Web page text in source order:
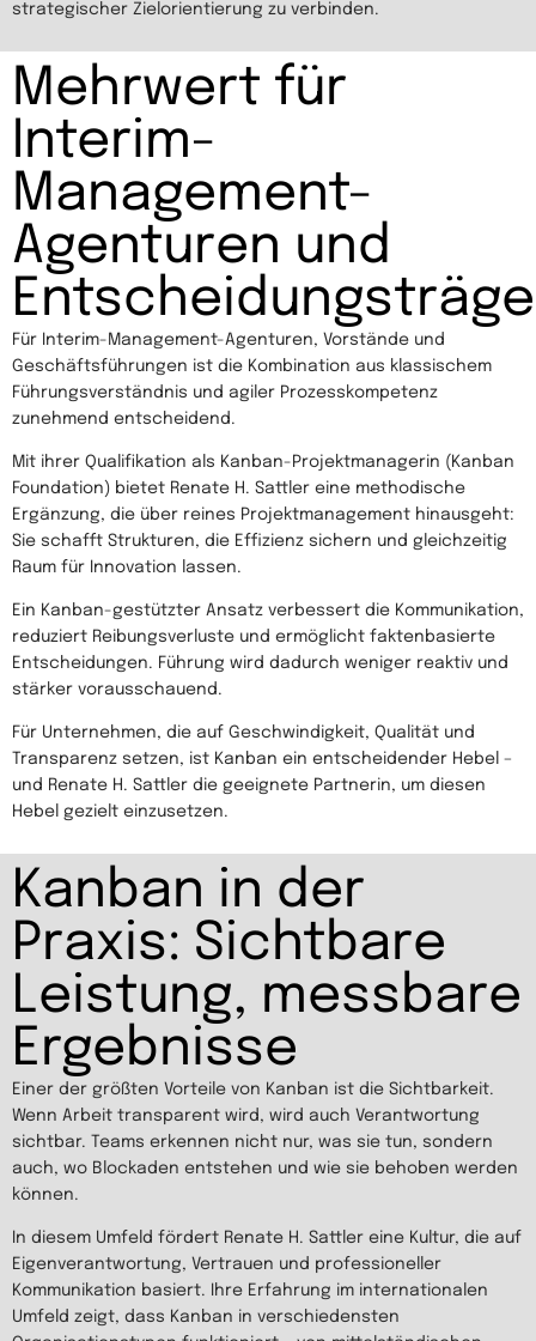
strategischer Zielorientierung zu verbinden.
Mehrwert für
Interim-
Management-
Agenturen und
Für Interim-Management-Agenturen, Vorstände und
Geschäftsführungen ist die Kombination aus klassischem
Führungsverständnis und agiler Prozesskompetenz
zunehmend entscheidend.
Mit ihrer Qualifikation als Kanban-Projektmanagerin (Kanban
Foundation) bietet Renate H. Sattler eine methodische
Ergänzung, die über reines Projektmanagement hinausgeht:
Sie schafft Strukturen, die Effizienz sichern und gleichzeitig
Raum für Innovation lassen.
Ein Kanban-gestützter Ansatz verbessert die Kommunikation,
reduziert Reibungsverluste und ermöglicht faktenbasierte
Entscheidungen. Führung wird dadurch weniger reaktiv und
stärker vorausschauend.
Für Unternehmen, die auf Geschwindigkeit, Qualität und
Transparenz setzen, ist Kanban ein entscheidender Hebel –
und Renate H. Sattler die geeignete Partnerin, um diesen
Hebel gezielt einzusetzen.
Kanban in der
Praxis: Sichtbare
Leistung, messbare
Ergebnisse
Einer der größten Vorteile von Kanban ist die Sichtbarkeit.
Wenn Arbeit transparent wird, wird auch Verantwortung
sichtbar. Teams erkennen nicht nur, was sie tun, sondern
auch, wo Blockaden entstehen und wie sie behoben werden
können.
In diesem Umfeld fördert Renate H. Sattler eine Kultur, die auf
Eigenverantwortung, Vertrauen und professioneller
Kommunikation basiert. Ihre Erfahrung im internationalen
Umfeld zeigt, dass Kanban in verschiedensten